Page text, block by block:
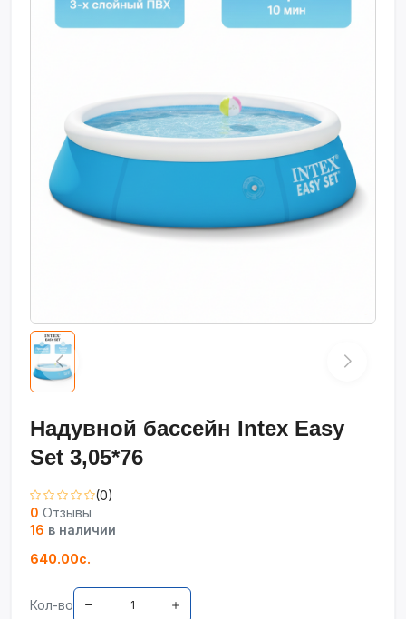
Надувной бассейн Intex Easy
Set 3,05*76
(0)
0 Отзывы
16 в наличии
640.00с.
Кол-во